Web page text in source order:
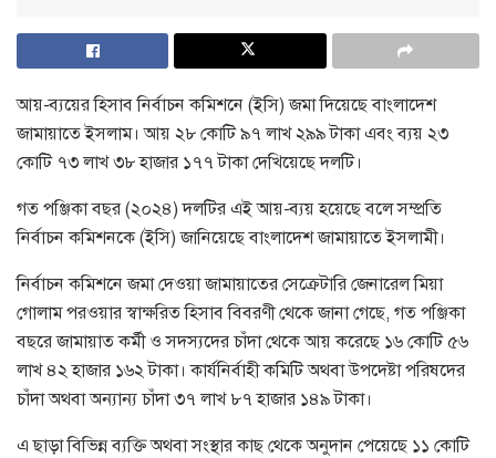
আয়-ব্যয়ের হিসাব নির্বাচন কমিশনে (ইসি) জমা দিয়েছে বাংলাদেশ
জামায়াতে ইসলাম। আয় ২৮ কোটি ৯৭ লাখ ২৯৯ টাকা এবং ব্যয় ২৩
কোটি ৭৩ লাখ ৩৮ হাজার ১৭৭ টাকা দেখিয়েছে দলটি।
গত পঞ্জিকা বছর (২০২৪) দলটির এই আয়-ব্যয় হয়েছে বলে সম্প্রতি
নির্বাচন কমিশনকে (ইসি) জানিয়েছে বাংলাদেশ জামায়াতে ইসলামী।
নির্বাচন কমিশনে জমা দেওয়া জামায়াতের সেক্রেটারি জেনারেল মিয়া
গোলাম পরওয়ার স্বাক্ষরিত হিসাব বিবরণী থেকে জানা গেছে, গত পঞ্জিকা
বছরে জামায়াত কর্মী ও সদস্যদের চাঁদা থেকে আয় করেছে ১৬ কোটি ৫৬
লাখ ৪২ হাজার ১৬২ টাকা। কার্যনির্বাহী কমিটি অথবা উপদেষ্টা পরিষদের
চাঁদা অথবা অন্যান্য চাঁদা ৩৭ লাখ ৮৭ হাজার ১৪৯ টাকা।
এ ছাড়া বিভিন্ন ব্যক্তি অথবা সংস্থার কাছ থেকে অনুদান পেয়েছে ১১ কোটি